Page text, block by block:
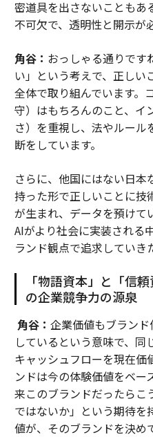
密道具を出さないこともあ
不可欠で、透明性と開示が
角谷： おっしゃる通りです
い」という考えで、正しい
全体で取り組んでいます。
守）はもちろんのこと、イ
さ）を重視し、法やルー
断をしています。
さらに、他国にはない日本
持った形で正しいことに技
が生まれ、データを預けて
AIがより社会に実装される
ランド観点で追求していき
「物語資本」と「信
の企業競争力の源泉
角谷： 企業価値もブラン
しているという意味で、同
キャッシュフローを現在価
ンドは今の体験価値をベ
来このブランドだったらこ
ではないか」という期待
値が、そのブランドを決め